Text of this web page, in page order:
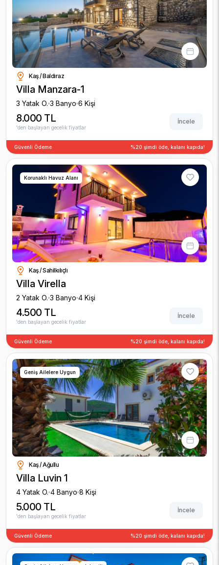
Kaş / Baldıraz
Villa Manzara-1
3 Yatak O. 3 Banyo 6 Kişi
8.000 TL
'den başlayan gecelik fiyatlar
İncele
Güvenli Ödeme %20 şimdi öde, kalanı kapıda!
Korunaklı Havuz Alanı
Kaş / Sahilkılıçlı
Villa Virella
2 Yatak O. 3 Banyo 4 Kişi
4.500 TL
'den başlayan gecelik fiyatlar
İncele
Güvenli Ödeme %20 şimdi öde, kalanı kapıda!
Geniş Ailelere Uygun
Kaş / Ağullu
Villa Luvin 1
4 Yatak O. 4 Banyo 8 Kişi
5.000 TL
'den başlayan gecelik fiyatlar
İncele
Güvenli Ödeme %20 şimdi öde, kalanı kapıda!